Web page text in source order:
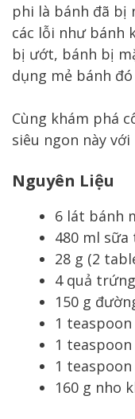
phi là bánh đã bị
các lỗi như bánh
bị ướt, bánh bị
dụng mẻ bánh
Cùng khám phá
siêu ngon này
Nguyên Liệu
6 lát bánh
480 ml
28 g (2
4 quả trứng
150 g
1 teaspoon
1
1
160 g nho